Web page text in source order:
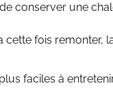
conserver une
fois remonter,
faciles à